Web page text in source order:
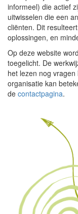
informeel) die actief
uitwisselen die een
cliënten. Dit
oplossingen, en
Op deze website
toegelicht. De
het lezen nog
organisatie kan
de contactpagina.